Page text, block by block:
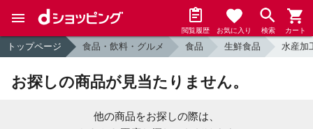
閲覧履歴 お気に入り 検索 カート
トップページ 食品・飲料・グルメ 食品 生鮮食品 水産加
お探しの商品が見当たりません。
他の商品をお探しの際は、